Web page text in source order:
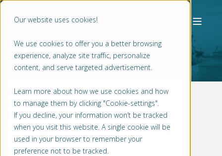
Our website uses cookies!
We use cookies to offer you a better browsing
experience, analyze site traffic, personalize
content, and serve targeted advertisement.
Learn more about how we use cookies and how
to manage them by clicking "Cookie-settings".
If you decline, your information won’t be tracked
when you visit this website. A single cookie will be
used in your browser to remember your
preference not to be tracked.
工业
产品